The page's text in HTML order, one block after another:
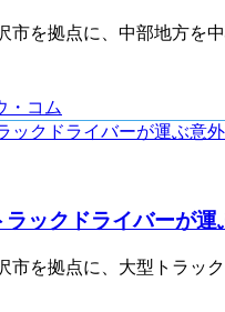
市を拠点に、中部地方を
・コム
ックドライバーが運
市を拠点に、大型トラッ